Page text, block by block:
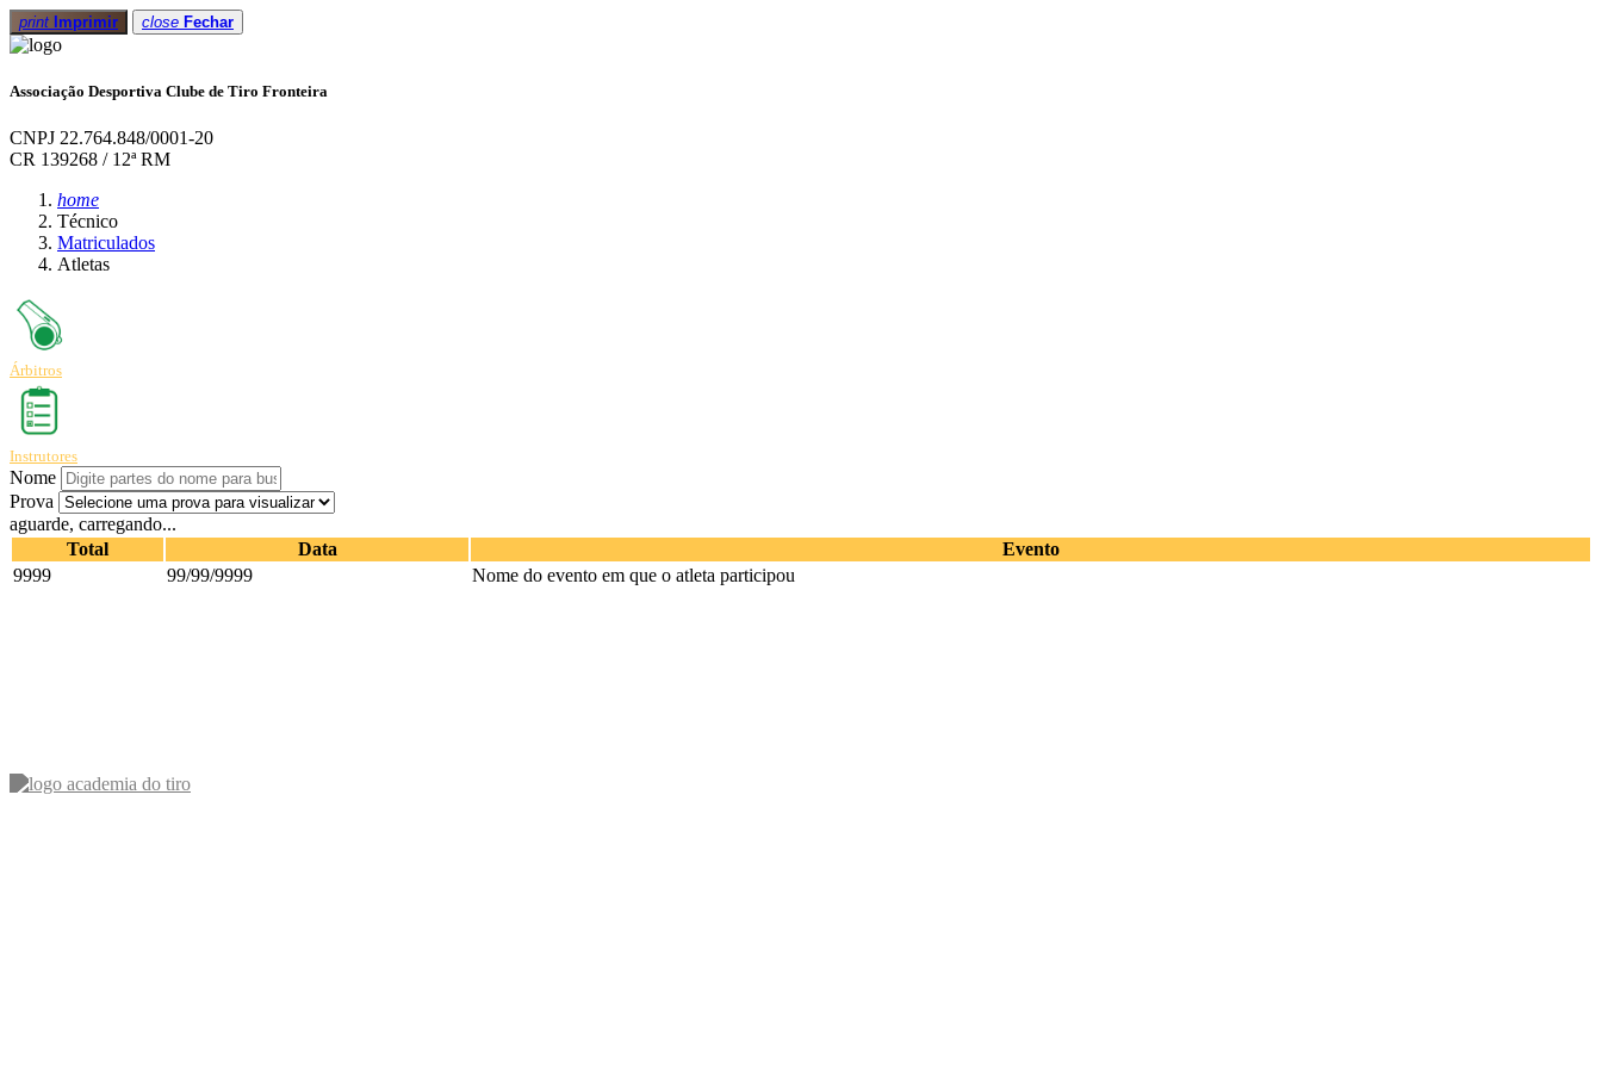
print Imprimir close Fechar
Associação Desportiva Clube de Tiro Fronteira
CNPJ 22.764.848/0001-20
CR 139268 / 12ª RM
home
Técnico
Matriculados
Atletas
Árbitros
Instrutores
Nome
Prova
aguarde, carregando...
Total
Data
Evento
9999
99/99/9999 Nome do evento em que o atleta participou